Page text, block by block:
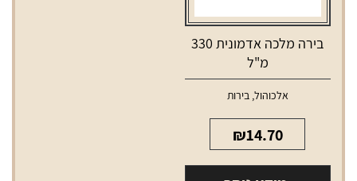
בירה מלכה אדמונית 330
מ"ל
אלכוהול,בירות
₪14.70